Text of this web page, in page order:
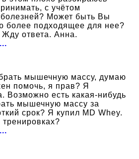
с учётом
Может быть Вы
более подходящее для нее?
ответа. Анна.
мышечную массу, думаю
помочь, я прав? Я
Возможно есть какая-нибудь
мышечную массу за
срок? Я купил MD Whey.